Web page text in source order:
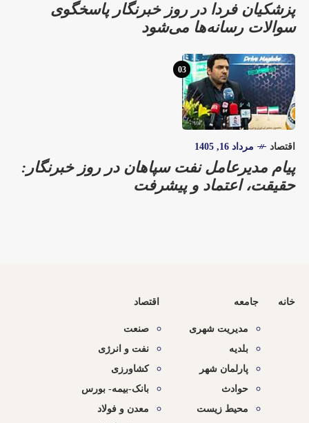
پزشکیان فردا در روز خبرنگار پاسخگوی
سوالات رسانه‌ها می‌شود
03
اقتصاد مرداد 16, 1405
پیام مدیرعامل نفت سپاهان در روز خبرنگار:
حقیقت، اعتماد و پیشرفت
خانه جامعه
مدیریت شهری
بلدیه
پارلمان شهر
حوادث
محیط زیست
اقتصاد
صنعت
نفت و انرژی
کشاورزی
بانک-بیمه- بورس
معدن و فولاد